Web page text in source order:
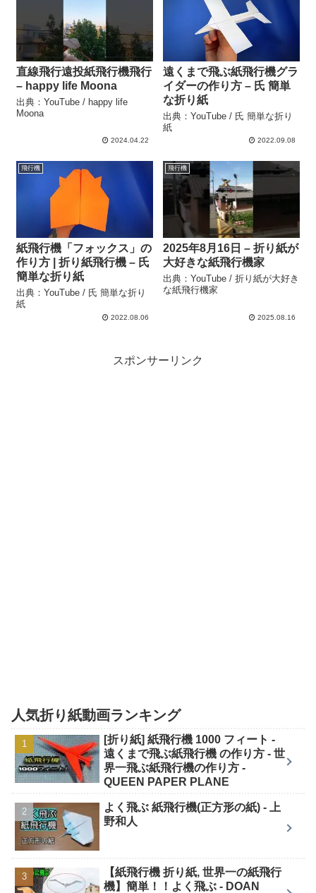
直線飛行遠投紙飛行機飛行
– happy life Moona
出典：YouTube / happy life
Moona
2024.04.22
遠くまで飛ぶ紙飛行機グラ
イダーの作り方 – 氏 簡単
な折り紙
出典：YouTube / 氏 簡単な折り
紙
2022.09.08
飛行機
紙飛行機「フォックス」の
作り方 | 折り紙飛行機 – 氏
簡単な折り紙
出典：YouTube / 氏 簡単な折り
紙
2022.08.06
飛行機
2025年8月16日 – 折り紙が
大好きな紙飛行機家
出典：YouTube / 折り紙が大好き
な紙飛行機家
2025.08.16
スポンサーリンク
人気折り紙動画ランキング
[折り紙] 紙飛行機 1000 フィート -
遠くまで飛ぶ紙飛行機 の作り方 - 世
界一飛ぶ紙飛行機の作り方 -
QUEEN PAPER PLANE
よく飛ぶ 紙飛行機(正方形の紙) - 上
野和人
【紙飛行機 折り紙, 世界一の紙飛行
機】簡単！！よく飛ぶ - DOAN